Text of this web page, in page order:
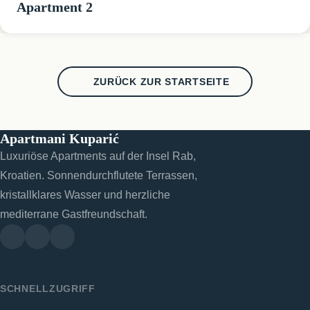
Apartment 2
ZURÜCK ZUR STARTSEITE
Apartmani Kuparić
Luxuriöse Apartments auf der Insel Rab,
Kroatien. Sonnendurchflutete Terrassen,
kristallklares Wasser und herzliche
mediterrane Gastfreundschaft.
SCHNELLZUGRIFF